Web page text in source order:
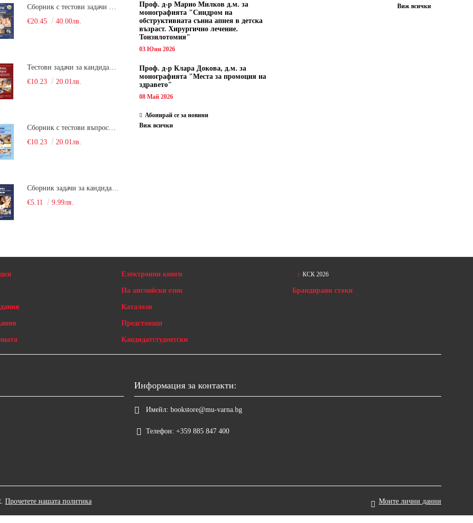
Сборник с тестови задачи за кандидатстудентски изпит по биология върху учебния материал за задължителна и профилирана подготовка, изучаван в средния курс на обучение. Част 2
€20.45
40.00лв.
Тестови задачи за кандидатстудентски изпит по биология. Сборник
€10.23
20.01лв.
Сборник с тестови въпроси за кандидатстудентски изпит по химия. 2022
€10.23
20.01лв.
Сборник задачи за кандидатстудентски изпит по химия
€5.11
9.99лв.
Проф. д-р Марио Милков д.м. за
монографията "Синдром на
обструктивната сънна апнея в детска
възраст. Хирургично лечение.
Тонзилотомия"
03 Юни 2026
Проф. д-р Клара Докова, д.м. за
монографията "Места за промоция на
здравето"
08 Май 2026
Абонирай се за новини
Виж всички
Виж всички
Електронни книги
На английски език
Каталози
Предстоящи
Кандидатстудентски
КСК 2026
Брандирани стоки
Информация за контакти:
Имейл: bookstore@mu-varna.bg
Телефон: +359 885 847 400
Прочетете нашата политика Моите лични данни